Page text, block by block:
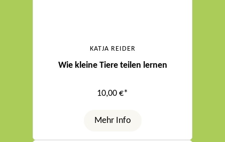
KATJA REIDER
Wie kleine Tiere teilen lernen
10,00 €*
Mehr Info